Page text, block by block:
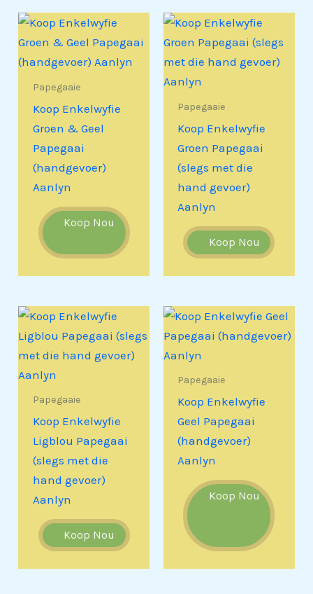
Papegaaie
Koop Enkelwyfie
Groen & Geel
Papegaai
(handgevoer)
Aanlyn
Koop Nou
Papegaaie
Koop Enkelwyfie
Groen Papegaai
(slegs met die
hand gevoer)
Aanlyn
Koop Nou
Papegaaie
Koop Enkelwyfie
Ligblou Papegaai
(slegs met die
hand gevoer)
Aanlyn
Koop Nou
Papegaaie
Koop Enkelwyfie
Geel Papegaai
(handgevoer)
Aanlyn
Koop Nou